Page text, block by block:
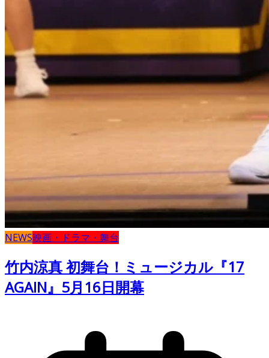
NEWS映画・ドラマ・舞台
竹内涼真 初舞台！ミュージカル『17
AGAIN』5月16日開幕